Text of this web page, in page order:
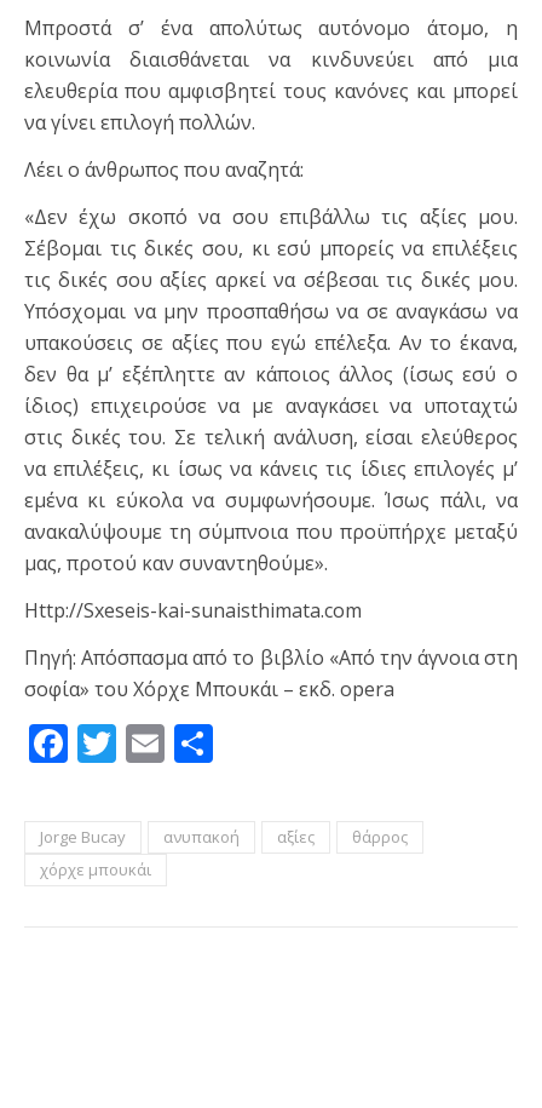
Μπροστά σ’ ένα απολύτως αυτόνομο άτομο, η
κοινωνία διαισθάνεται να κινδυνεύει από μια
ελευθερία που αμφισβητεί τους κανόνες και μπορεί
να γίνει επιλογή πολλών.
Λέει ο άνθρωπος που αναζητά:
«Δεν έχω σκοπό να σου επιβάλλω τις αξίες μου.
Σέβομαι τις δικές σου, κι εσύ μπορείς να επιλέξεις
τις δικές σου αξίες αρκεί να σέβεσαι τις δικές μου.
Υπόσχομαι να μην προσπαθήσω να σε αναγκάσω να
υπακούσεις σε αξίες που εγώ επέλεξα. Αν το έκανα,
δεν θα μ’ εξέπληττε αν κάποιος άλλος (ίσως εσύ ο
ίδιος) επιχειρούσε να με αναγκάσει να υποταχτώ
στις δικές του. Σε τελική ανάλυση, είσαι ελεύθερος
να επιλέξεις, κι ίσως να κάνεις τις ίδιες επιλογές μ’
εμένα κι εύκολα να συμφωνήσουμε. Ίσως πάλι, να
ανακαλύψουμε τη σύμπνοια που προϋπήρχε μεταξύ
μας, προτού καν συναντηθούμε».
Http://Sxeseis-kai-sunaisthimata.com
Πηγή: Απόσπασμα από το βιβλίο «Από την άγνοια στη
σοφία» του Χόρχε Μπουκάι – εκδ. opera
Facebook
Twitter
Email
Jorge Bucay ανυπακοή αξίες
θάρρος
χόρχε μπουκάι